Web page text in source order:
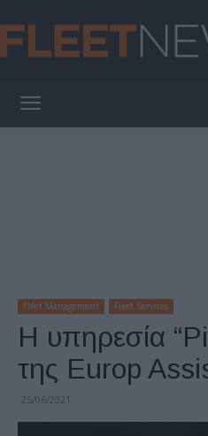
Fleet Management Fleet Services
Η υπηρεσία
της Europ
25/06/2021